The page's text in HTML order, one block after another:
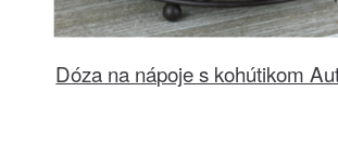
Dóza na nápoje s kohútikom